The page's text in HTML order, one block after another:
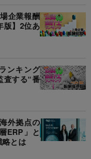
企業報酬
版】2位あ
ンキング
査する“番
外拠点の
ERP」と
略とは